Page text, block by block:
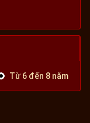
Từ 6 đến 8 năm